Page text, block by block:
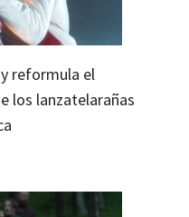
reformula el
los lanzatelarañas